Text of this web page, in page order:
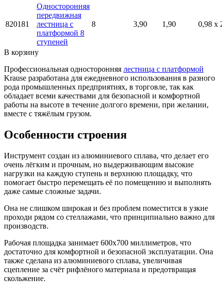
820181
Односторонняя
передвижная
лестница с
платформой 8
ступеней
8 3,90 1,90 0,98 x
В корзину
Профессиональная односторонняя лестница с платформой
Krause разработана для ежедневного использования в разного
рода промышленных предприятиях, в торговле, так как
обладает всеми качествами для безопасной и комфортной
работы на высоте в течение долгого времени, при желании,
вместе с тяжёлым грузом.
Особенности строения
Инструмент создан из алюминиевого сплава, что делает его
очень лёгким и прочным, но выдерживающим высокие
нагрузки на каждую ступень и верхнюю площадку, что
помогает быстро перемещать её по помещению и выполнять
даже самые сложные задачи.
Она не слишком широкая и без проблем поместится в узкие
проходи рядом со стеллажами, что принципиально важно для
производств.
Рабочая площадка занимает 600x700 миллиметров, что
достаточно для комфортной и безопасной эксплуатации. Она
также сделана из алюминиевого сплава, увеличивая
сцепление за счёт рифлёного материала и предотвращая
скольжение.